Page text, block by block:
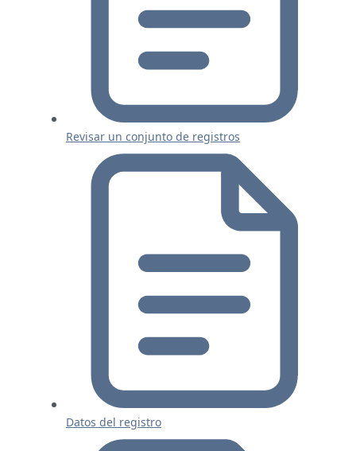
Revisar un conjunto de registros
Datos del registro